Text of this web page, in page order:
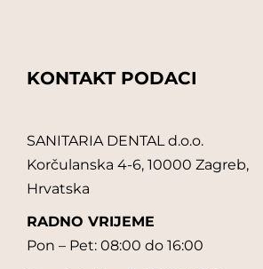
KONTAKT PODACI
SANITARIA DENTAL d.o.o.
Korčulanska 4-6, 10000 Zagreb,
Hrvatska
RADNO VRIJEME
Pon – Pet: 08:00 do 16:00